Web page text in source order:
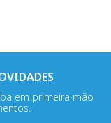
em primeira mão